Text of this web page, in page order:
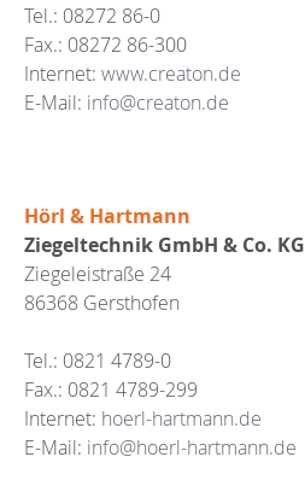
Tel.: 08272 86-0
Fax.: 08272 86-300
Internet: www.creaton.de
E-Mail: info@creaton.de
Hörl & Hartmann
Ziegeltechnik GmbH & Co. KG
Ziegeleistraße 24
86368 Gersthofen
Tel.: 0821 4789-0
Fax.: 0821 4789-299
Internet: hoerl-hartmann.de
E-Mail: info@hoerl-hartmann.de